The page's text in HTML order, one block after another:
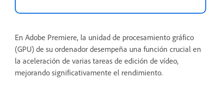
En Adobe Premiere, la unidad de procesamiento gráfico
(GPU) de su ordenador desempeña una función crucial en
la aceleración de varias tareas de edición de vídeo,
mejorando significativamente el rendimiento.